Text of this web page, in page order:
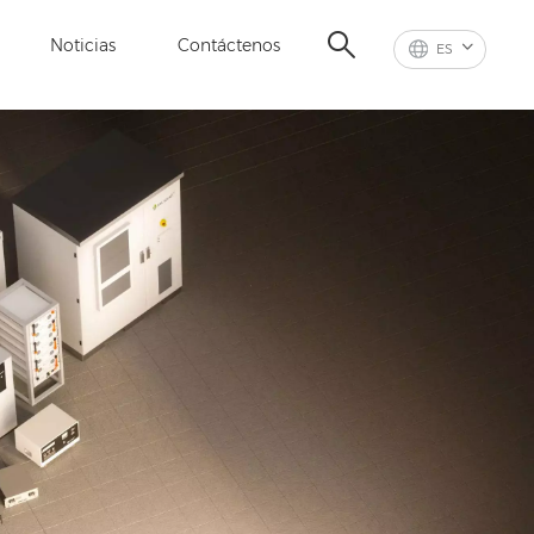
ES
Noticias Contáctenos